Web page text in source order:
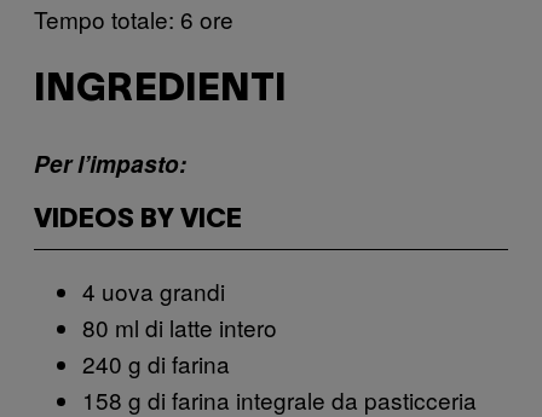
Tempo totale: 6 ore
INGREDIENTI
Per l’impasto:
VIDEOS BY VICE
4 uova grandi
80 ml di latte intero
240 g di farina
158 g di farina integrale da pasticceria